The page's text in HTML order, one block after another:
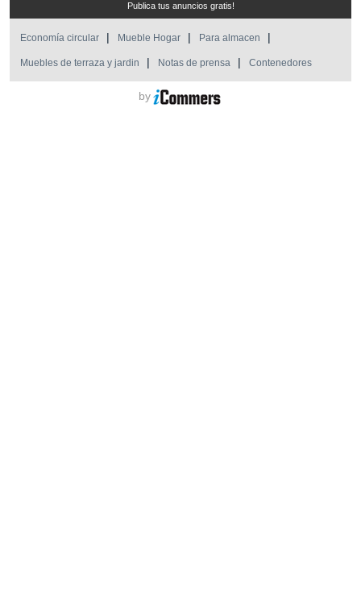
Publica tus anuncios gratis!
Economía circular Mueble Hogar Para almacen
Muebles de terraza y jardin Notas de prensa Contenedores
by